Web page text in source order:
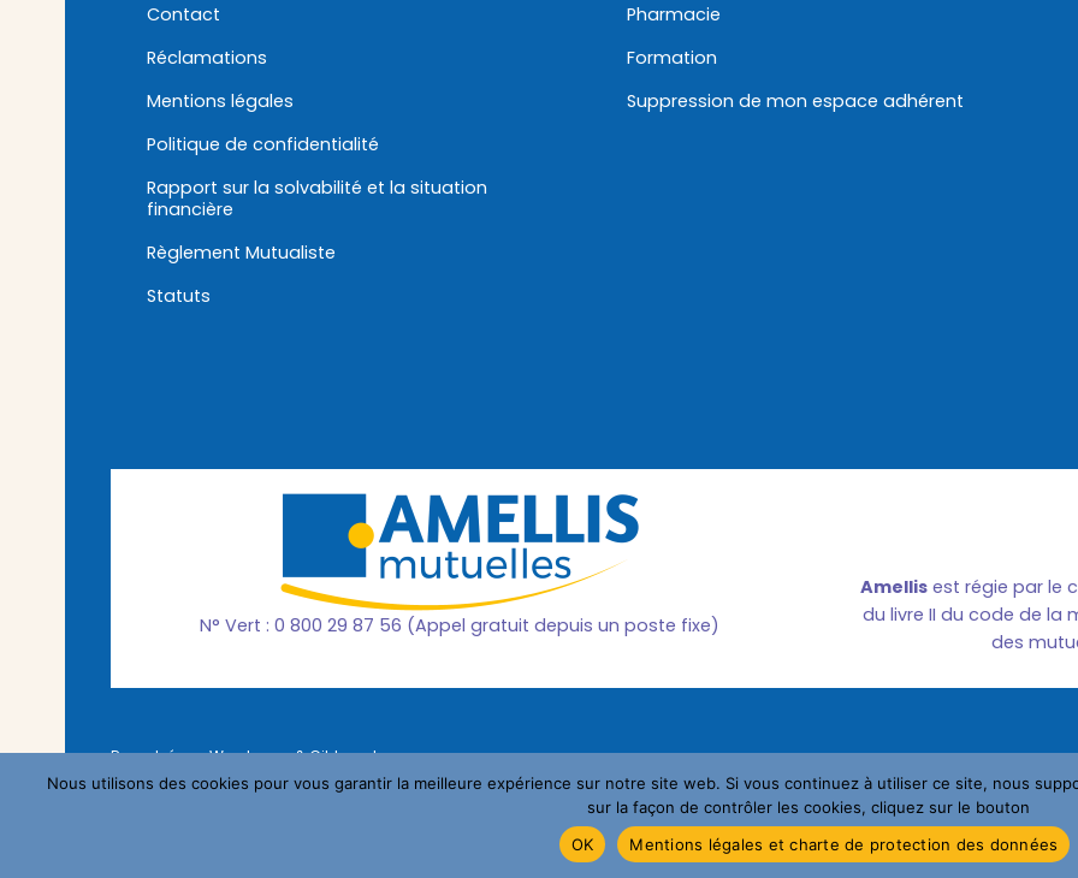
Contact
Réclamations
Mentions légales
Politique de confidentialité
Rapport sur la solvabilité et la situation
financière
Règlement Mutualiste
Statuts
Pharmacie
Formation
Suppression de mon espace adhérent
N° Vert : 0 800 29 87 56 (Appel gratuit depuis un poste fixe)
Amellisest régie par le
du livre II du code de la
des
Propulsé par Wordpress &Ciblemut
© 2023 Amellis-Mutuelles
Nous utilisons des cookies pour vous garantir la meilleure expérience sur notre site web. Si vous continuez à utiliser ce site, nous
sur la façon de contrôler les cookies, cliquez sur le bouton
OK
Mentions légales et charte de protection des données